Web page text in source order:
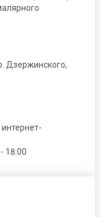
Дзержинского,
18:00